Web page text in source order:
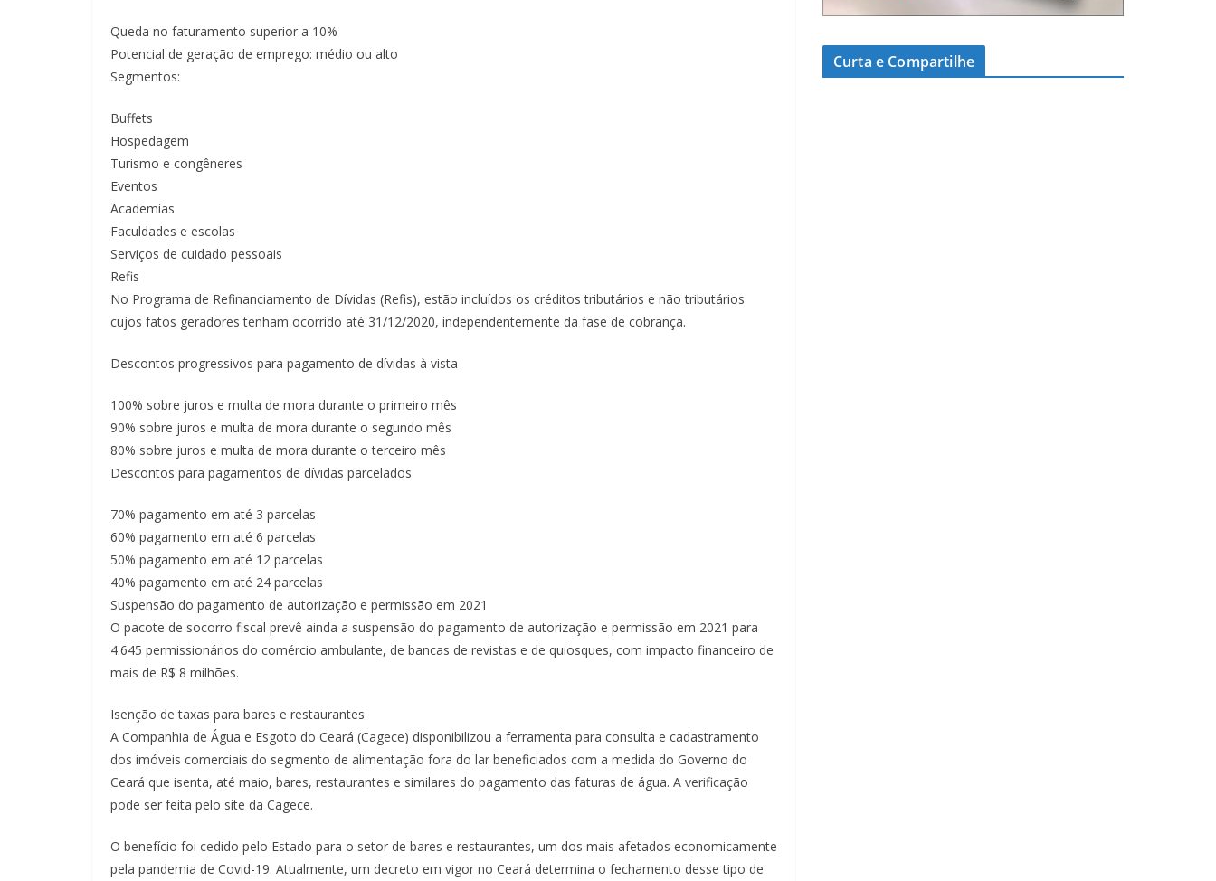
Queda no faturamento superior a 10%
Potencial de geração de emprego: médio ou alto
Segmentos:
Buffets
Hospedagem
Turismo e congêneres
Eventos
Academias
Faculdades e escolas
Serviços de cuidado pessoais
Refis
No Programa de Refinanciamento de Dívidas (Refis), estão incluídos os créditos tributários e não tributários
cujos fatos geradores tenham ocorrido até 31/12/2020, independentemente da fase de cobrança.
Descontos progressivos para pagamento de dívidas à vista
100% sobre juros e multa de mora durante o primeiro mês
90% sobre juros e multa de mora durante o segundo mês
80% sobre juros e multa de mora durante o terceiro mês
Descontos para pagamentos de dívidas parcelados
70% pagamento em até 3 parcelas
60% pagamento em até 6 parcelas
50% pagamento em até 12 parcelas
40% pagamento em até 24 parcelas
Suspensão do pagamento de autorização e permissão em 2021
O pacote de socorro fiscal prevê ainda a suspensão do pagamento de autorização e permissão em 2021 para
4.645 permissionários do comércio ambulante, de bancas de revistas e de quiosques, com impacto financeiro de
mais de R$ 8 milhões.
Isenção de taxas para bares e restaurantes
A Companhia de Água e Esgoto do Ceará (Cagece) disponibilizou a ferramenta para consulta e cadastramento
dos imóveis comerciais do segmento de alimentação fora do lar beneficiados com a medida do Governo do
Ceará que isenta, até maio, bares, restaurantes e similares do pagamento das faturas de água. A verificação
pode ser feita pelo site da Cagece.
O benefício foi cedido pelo Estado para o setor de bares e restaurantes, um dos mais afetados economicamente
pela pandemia de Covid-19. Atualmente, um decreto em vigor no Ceará determina o fechamento desse tipo de
Curta e Compartilhe